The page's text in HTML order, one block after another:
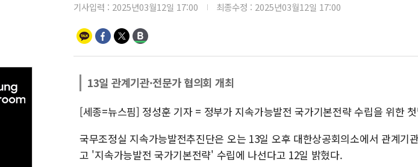
기사입력 : 2025년03월12일 17:00 최종수정 : 2025년03월12일 17:00
13일 관계기관·전문가 협의회 개최
[세종=뉴스핌] 정성훈 기자 = 정부가 지속가능발전 국가기본전략 수립을 위한
국무조정실 지속가능발전추진단은 오는 13일 오후 대한상공회의소에서 관계기
고 '지속가능발전 국가기본전략' 수립에 나선다고 12일 밝혔다.